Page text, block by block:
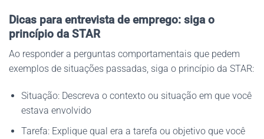
Dicas para entrevista de emprego: siga o
princípio da STAR
Ao responder a perguntas comportamentais que pedem
exemplos de situações passadas, siga o princípio da STAR:
Situação: Descreva o contexto ou situação em que você
estava envolvido
Tarefa: Explique qual era a tarefa ou objetivo que você